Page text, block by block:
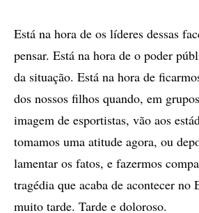
Está na hora de os líderes dessas
pensar. Está na hora de o poder
da situação. Está na hora de
dos nossos filhos quando, em
imagem de esportistas, vão aos
tomamos uma atitude agora, ou
lamentar os fatos, e fazermos
tragédia que acaba de acontecer no
muito tarde. Tarde e doloroso.